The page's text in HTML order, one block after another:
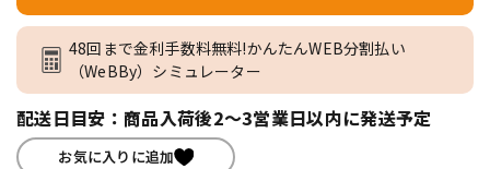
48回まで金利手数料無料!かんたんWEB分割払い
（WeBBy）シミュレーター
配送日目安：商品入荷後2～3営業日以内に発送予定
お気に入りに追加